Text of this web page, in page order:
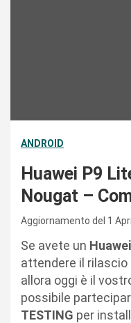
ANDROID
Huawei P9
Nougat –
Aggiornamento del 1
Se avete un
attendere il rilascio
allora oggi è il
possibile
TESTING per